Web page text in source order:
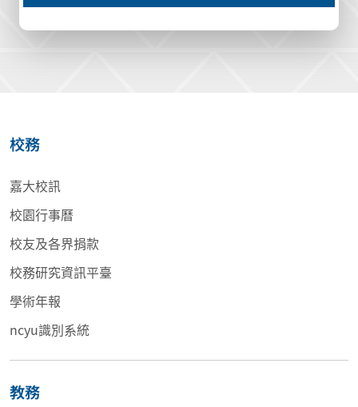
校務
嘉大校訊
校園行事曆
校友及各界捐款
校務研究資訊平臺
學術年報
ncyu識別系統
教務